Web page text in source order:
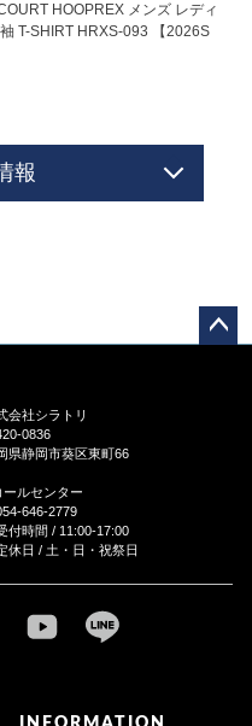
HOOPREX メンズ レディ
T-SHIRT HRXS-093 【2026S
報
会社シラトリ
0836
県静岡市葵区東町66
ールセンター
646-2779
付時間 / 11:00-17:00
休日 / 土・日・祝祭日